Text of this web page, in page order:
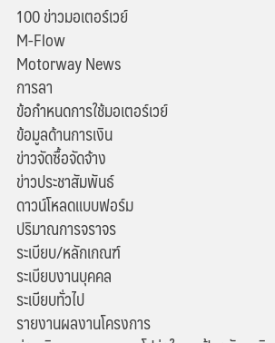
100 ข่าวมอเตอร์เวย์
M-Flow
Motorway News
การลา
ข้อกำหนดการใช้มอเตอร์เวย์
ข้อมูลด้านการเงิน
ข่าวจัดซื้อจัดจ้าง
ข่าวประชาสัมพันธ์
ดาวน์โหลดแบบฟอร์ม
ปริมาณการจราจร
ระเบียบ/หลักเกณฑ์
ระเบียบงานบุคคล
ระเบียบทั่วไป
รายงานผลงานโครงการ